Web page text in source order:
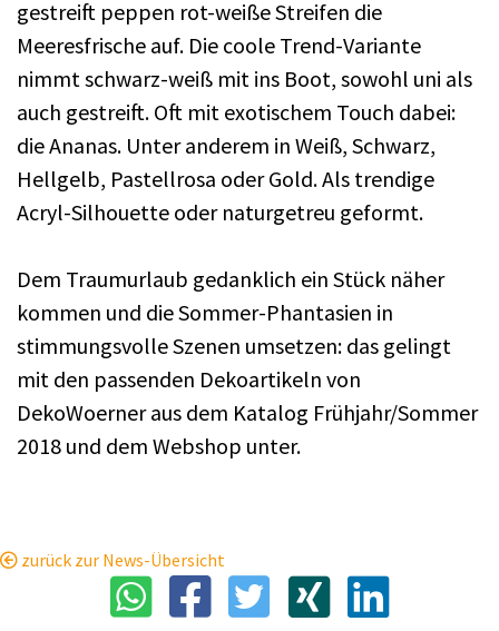
gestreift peppen rot-weiße Streifen die
Meeresfrische auf. Die coole Trend-Variante
nimmt schwarz-weiß mit ins Boot, sowohl uni als
auch gestreift. Oft mit exotischem Touch dabei:
die Ananas. Unter anderem in Weiß, Schwarz,
Hellgelb, Pastellrosa oder Gold. Als trendige
Acryl-Silhouette oder naturgetreu geformt.
Dem Traumurlaub gedanklich ein Stück näher
kommen und die Sommer-Phantasien in
stimmungsvolle Szenen umsetzen: das gelingt
mit den passenden Dekoartikeln von
DekoWoerner aus dem Katalog Frühjahr/Sommer
2018 und dem Webshop unter.
zurück zur News-Übersicht